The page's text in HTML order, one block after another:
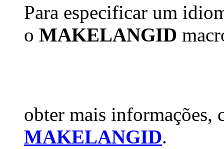
Para especificar um
o MAKELANGID
obter mais informações,
MAKELANGID.